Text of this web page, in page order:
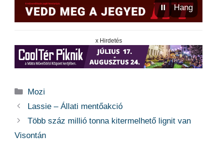
⏸ Hang
x Hirdetés
Kategória
Mozi
Lassie – Állati mentőakció
Több száz millió tonna kitermelhető lignit van
Visontán